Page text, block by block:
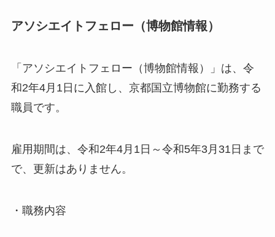
アソシエイトフェロー（博物館情報）
「アソシエイトフェロー（博物館情報）」は、令
和2年4月1日に入館し、京都国立博物館に勤務する
職員です。
雇用期間は、令和2年4月1日～令和5年3月31日まで
で、更新はありません。
・職務内容